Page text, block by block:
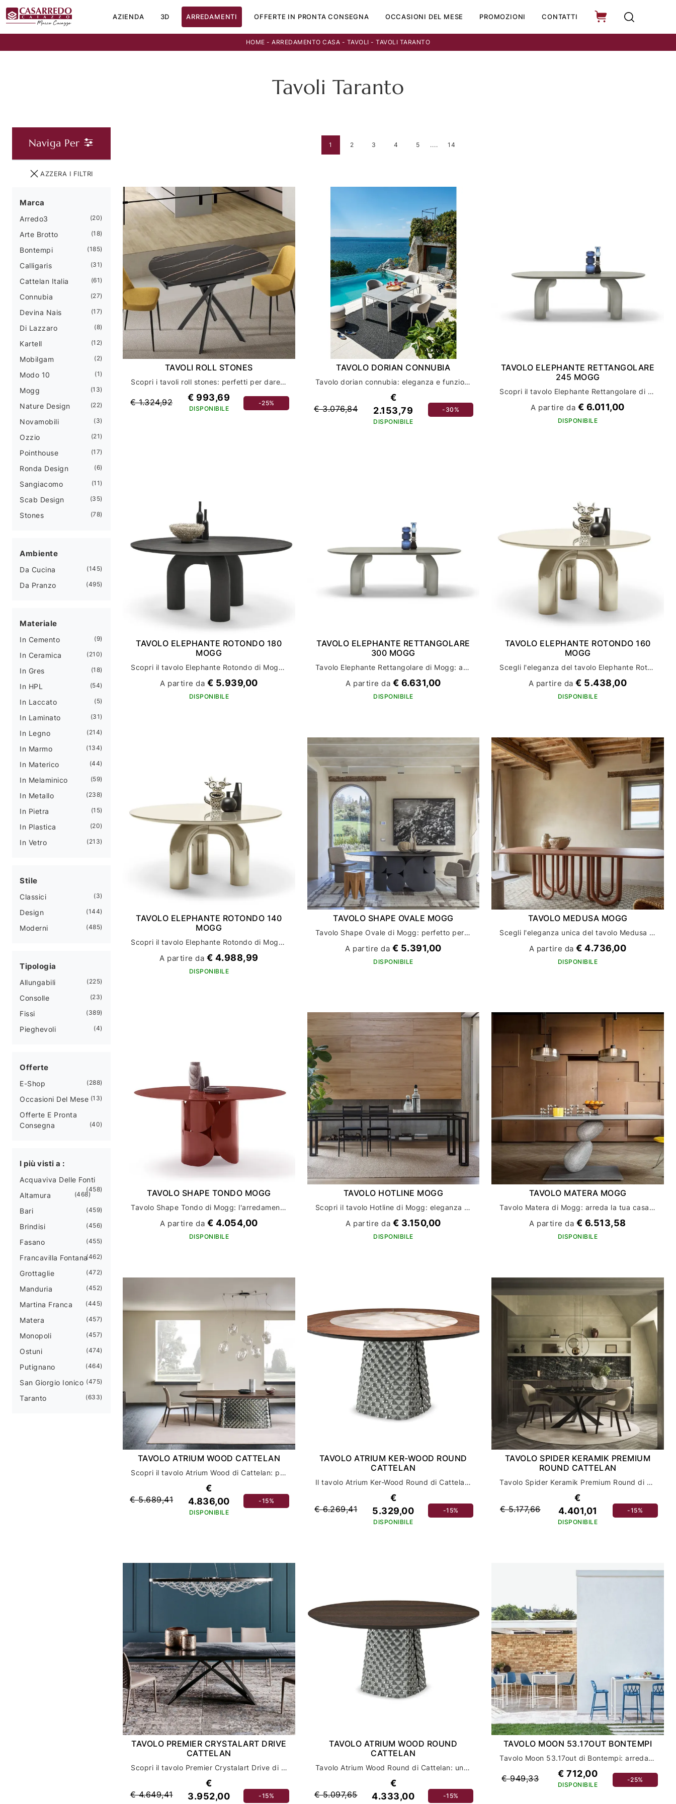
AZIENDA 3D ARREDAMENTI OFFERTE IN PRONTA CONSEGNA OCCASIONI DEL MESE PROMOZIONI CONTATTI
HOME -ARREDAMENTO CASA - TAVOLI -TAVOLI TARANTO
Tavoli Taranto
Naviga Per
AZZERA I FILTRI
Marca
Arredo3 20
Arte Brotto 18
Bontempi 185
Calligaris 31
Cattelan Italia 61
Connubia 27
Devina Nais 17
Di Lazzaro 8
Kartell 12
Mobilgam 2
Modo 10 1
Mogg 13
Nature Design 22
Novamobili 3
Ozzio 21
Pointhouse 17
Ronda Design 6
Sangiacomo 11
Scab Design 35
Stones 78
Ambiente
Da Cucina 145
Da Pranzo 495
Materiale
In Cemento 9
In Ceramica 210
In Gres 18
In HPL 54
In Laccato 5
In Laminato 31
In Legno 214
In Marmo 134
In Materico 44
In Melaminico 59
In Metallo 238
In Pietra 15
In Plastica 20
In Vetro 213
Stile
Classici 3
Design 144
Moderni 485
Tipologia
Allungabili 225
Consolle 23
Fissi 389
Pieghevoli 4
Offerte
E-Shop 288
Occasioni Del Mese 13
Offerte E Pronta
Consegna
40
I più visti a :
Acquaviva Delle Fonti
458
Altamura 468
Bari 459
Brindisi 456
Fasano 455
Francavilla Fontana462
Grottaglie 472
Manduria 452
Martina Franca 445
Matera 457
Monopoli 457
Ostuni 474
Putignano 464
San Giorgio Ionico 475
Taranto 633
1 2 3 4 5 .... 14
TAVOLI ROLL STONES
Scopri i tavoli roll stones: perfetti per dare un tocco di stile all'arredamento della tua casa
€ 1.324,92 € 993,69
DISPONIBILE
-25%
TAVOLO DORIAN CONNUBIA
Tavolo dorian connubia: eleganza e funzionalità per il tuo arredamento
€ 3.076,84
€
2.153,79
DISPONIBILE
-30%
TAVOLO ELEPHANTE RETTANGOLARE
245 MOGG
Scopri il tavolo Elephante Rettangolare di mogg per un arredamento casa di stile ed eleganza
A partire da € 6.011,00
DISPONIBILE
TAVOLO ELEPHANTE ROTONDO 180
MOGG
Scopri il tavolo Elephante Rotondo di Mogg: l'arredamento casa perfetto per un tocco di stile unico
A partire da € 5.939,00
DISPONIBILE
TAVOLO ELEPHANTE RETTANGOLARE
300 MOGG
Tavolo Elephante Rettangolare di Mogg: arredamento casa con stile ed eleganza
A partire da € 6.631,00
DISPONIBILE
TAVOLO ELEPHANTE ROTONDO 160
MOGG
Scegli l'eleganza del tavolo Elephante Rotondo di mogg per l'arredamento della tua casa
A partire da€ 5.438,00
DISPONIBILE
TAVOLO ELEPHANTE ROTONDO 140
MOGG
Scopri il tavolo Elephante Rotondo di Mogg: eleganza e funzionalità per l'arredamento della tua casa
A partire da € 4.988,99
DISPONIBILE
TAVOLO SHAPE OVALE MOGG
Tavolo Shape Ovale di Mogg: perfetto per aggiungere un tocco di eleganza all'arredamento
A partire da € 5.391,00
DISPONIBILE
TAVOLO MEDUSA MOGG
Scegli l'eleganza unica del tavolo Medusa di Mogg per la tua casa
A partire da€ 4.736,00
DISPONIBILE
TAVOLO SHAPE TONDO MOGG
Tavolo Shape Tondo di Mogg: l'arredamento per la tua casa che unisce design e funzionalità
A partire da € 4.054,00
DISPONIBILE
TAVOLO HOTLINE MOGG
Scopri il tavolo Hotline di Mogg: eleganza e funzionalità per l'arredo della tua casa
A partire da € 3.150,00
DISPONIBILE
TAVOLO MATERA MOGG
Tavolo Matera di Mogg: arreda la tua casa con stile ed eleganza
A partire da € 6.513,58
DISPONIBILE
TAVOLO ATRIUM WOOD CATTELAN
Scopri il tavolo Atrium Wood di Cattelan: perfezione per l'arredamento della tua casa
€ 5.689,41
€
4.836,00
DISPONIBILE
-15%
TAVOLO ATRIUM KER-WOOD ROUND
CATTELAN
Il tavolo Atrium Ker-Wood Round di Cattelan: design e funzionalità per l'arredamento della tua casa
€ 6.269,41
€
5.329,00
DISPONIBILE
-15%
TAVOLO SPIDER KERAMIK PREMIUM
ROUND CATTELAN
Tavolo Spider Keramik Premium Round di Cattelan: eleganza e stile per l'arredamento della tua casa
€ 5.177,66
€
4.401,01
DISPONIBILE
-15%
TAVOLO PREMIER CRYSTALART DRIVE
CATTELAN
Scopri il tavolo Premier Crystalart Drive di Cattelan per un arredamento casa di lusso e design
€ 4.649,41
€
3.952,00
-15%
TAVOLO ATRIUM WOOD ROUND
CATTELAN
Tavolo Atrium Wood Round di Cattelan: un tocco di eleganza per l'arredamento della tua casa
€ 5.097,65
€
4.333,00
-15%
TAVOLO MOON 53.17OUT BONTEMPI
Tavolo Moon 53.17out di Bontempi: arredamento casa di qualità con stile ed eleganza
€ 949,33 € 712,00
DISPONIBILE
-25%